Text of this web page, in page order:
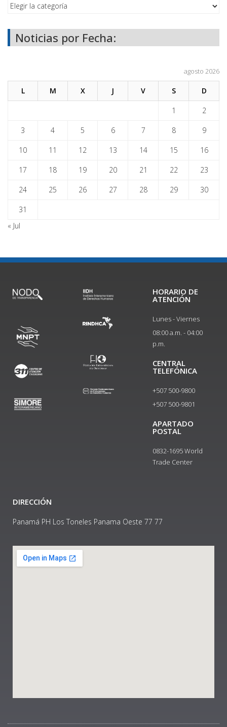
Noticias por Fecha:
agosto 2026
L M X J V S D
1 2
3 4 5 6 7 8 9
10 11 12 13 14 15 16
17 18 19 20 21 22 23
24 25 26 27 28 29 30
31
« Jul
HORARIO DE
ATENCIÓN
Lunes - Viernes
08:00 a.m. - 04:00
p.m.
CENTRAL
TELEFÓNICA
+507 500-9800
+507 500-9801​
APARTADO
POSTAL
0832-1695 World
Trade Center
DIRECCIÓN
Panamá PH Los Toneles Panama Oeste 77 77